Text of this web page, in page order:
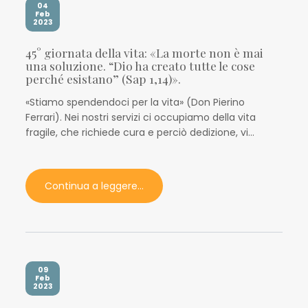
04
Feb
2023
45° giornata della vita: «La morte non è mai
una soluzione. “Dio ha creato tutte le cose
perché esistano” (Sap 1,14)».
«Stiamo spendendoci per la vita» (Don Pierino
Ferrari). Nei nostri servizi ci occupiamo della vita
fragile, che richiede cura e perciò dedizione, vi...
Continua a leggere...
09
Feb
2023